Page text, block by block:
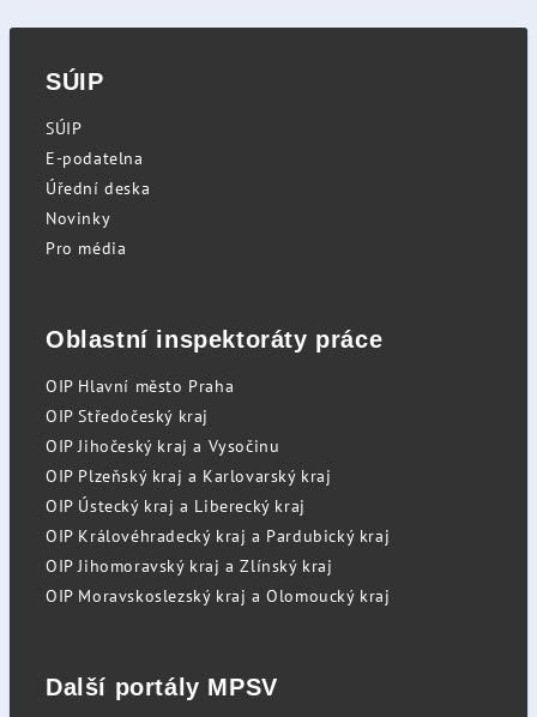
SÚIP
SÚIP
E-podatelna
Úřední deska
Novinky
Pro média
Oblastní inspektoráty práce
OIP Hlavní město Praha
OIP Středočeský kraj
OIP Jihočeský kraj a Vysočinu
OIP Plzeňský kraj a Karlovarský kraj
OIP Ústecký kraj a Liberecký kraj
OIP Královéhradecký kraj a Pardubický kraj
OIP Jihomoravský kraj a Zlínský kraj
OIP Moravskoslezský kraj a Olomoucký kraj
Další portály MPSV